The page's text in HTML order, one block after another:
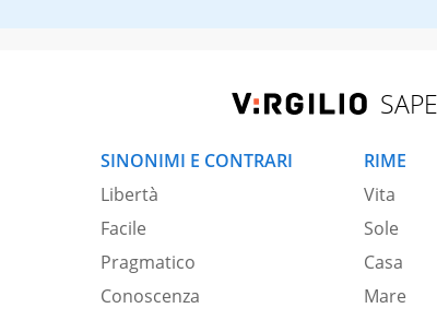
SINONIMI E CONTRARI
Libertà
Facile
Pragmatico
Conoscenza
RIME
Vita
Sole
Casa
Mare